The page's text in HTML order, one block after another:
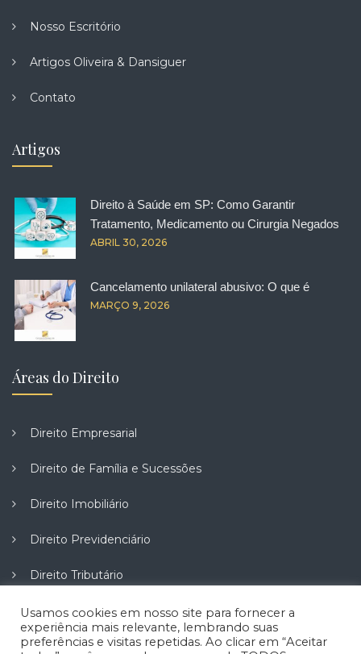
Nosso Escritório
Artigos Oliveira & Dansiguer
Contato
Artigos
Direito à Saúde em SP: Como Garantir
Tratamento, Medicamento ou Cirurgia Negados
ABRIL 30, 2026
Cancelamento unilateral abusivo: O que é
MARÇO 9, 2026
Áreas do Direito
Direito Empresarial
Direito de Família e Sucessões
Direito Imobiliário
Direito Previdenciário
Direito Tributário
Direito do Trabalho
Direito do Consumidor
Usamos cookies em nosso site para fornecer a
experiência mais relevante, lembrando suas
preferências e visitas repetidas. Ao clicar em “Aceitar